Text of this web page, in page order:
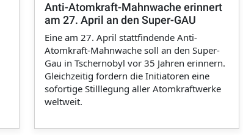
Anti-Atomkraft-Mahnwache erinnert
am 27. April an den Super-GAU
Eine am 27. April stattfindende Anti-
Atomkraft-Mahnwache soll an den Super-
Gau in Tschernobyl vor 35 Jahren erinnern.
Gleichzeitig fordern die Initiatoren eine
sofortige Stilllegung aller Atomkraftwerke
weltweit.